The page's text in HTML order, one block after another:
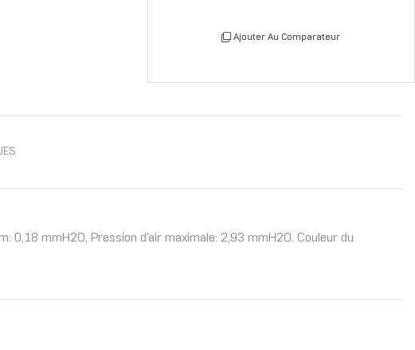
Ajouter Au Comparateur
0,18 mmH2O, Pression d'air maximale: 2,93 mmH2O. Couleur du